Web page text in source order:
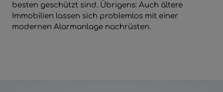
besten geschützt sind. Übrigens: Auch ältere
Immobilien lassen sich problemlos mit einer
modernen Alarmanlage nachrüsten.